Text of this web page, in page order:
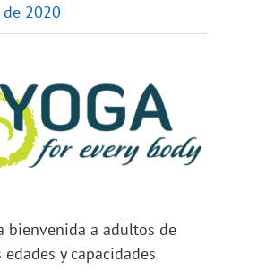
2020
bienvenida a adultos de
y capacidades